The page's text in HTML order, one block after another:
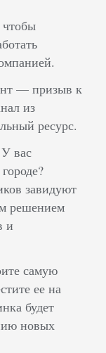
— призыв к
из
ресурс.
вас
завидуют
решением
и
самую
ее на
будет
новых